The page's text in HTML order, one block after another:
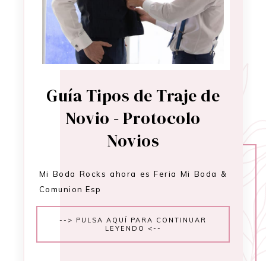
Guía Tipos de Traje de
Novio - Protocolo
Novios
Mi Boda Rocks ahora es Feria Mi Boda &
Comunion Esp
--> PULSA AQUÍ PARA CONTINUAR
LEYENDO <--